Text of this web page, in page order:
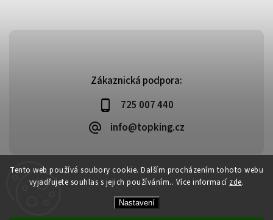
Tento web používá soubory cookie. Dalším procházením tohoto webu
vyjadřujete souhlas s jejich používáním.. Více informací zde.
Nastavení
Zákaznická podpora:
725 007 440
info@topking.cz
Copyright 2026Top King. Všechna práva vyhrazena.
VytvořilShoptet| Design